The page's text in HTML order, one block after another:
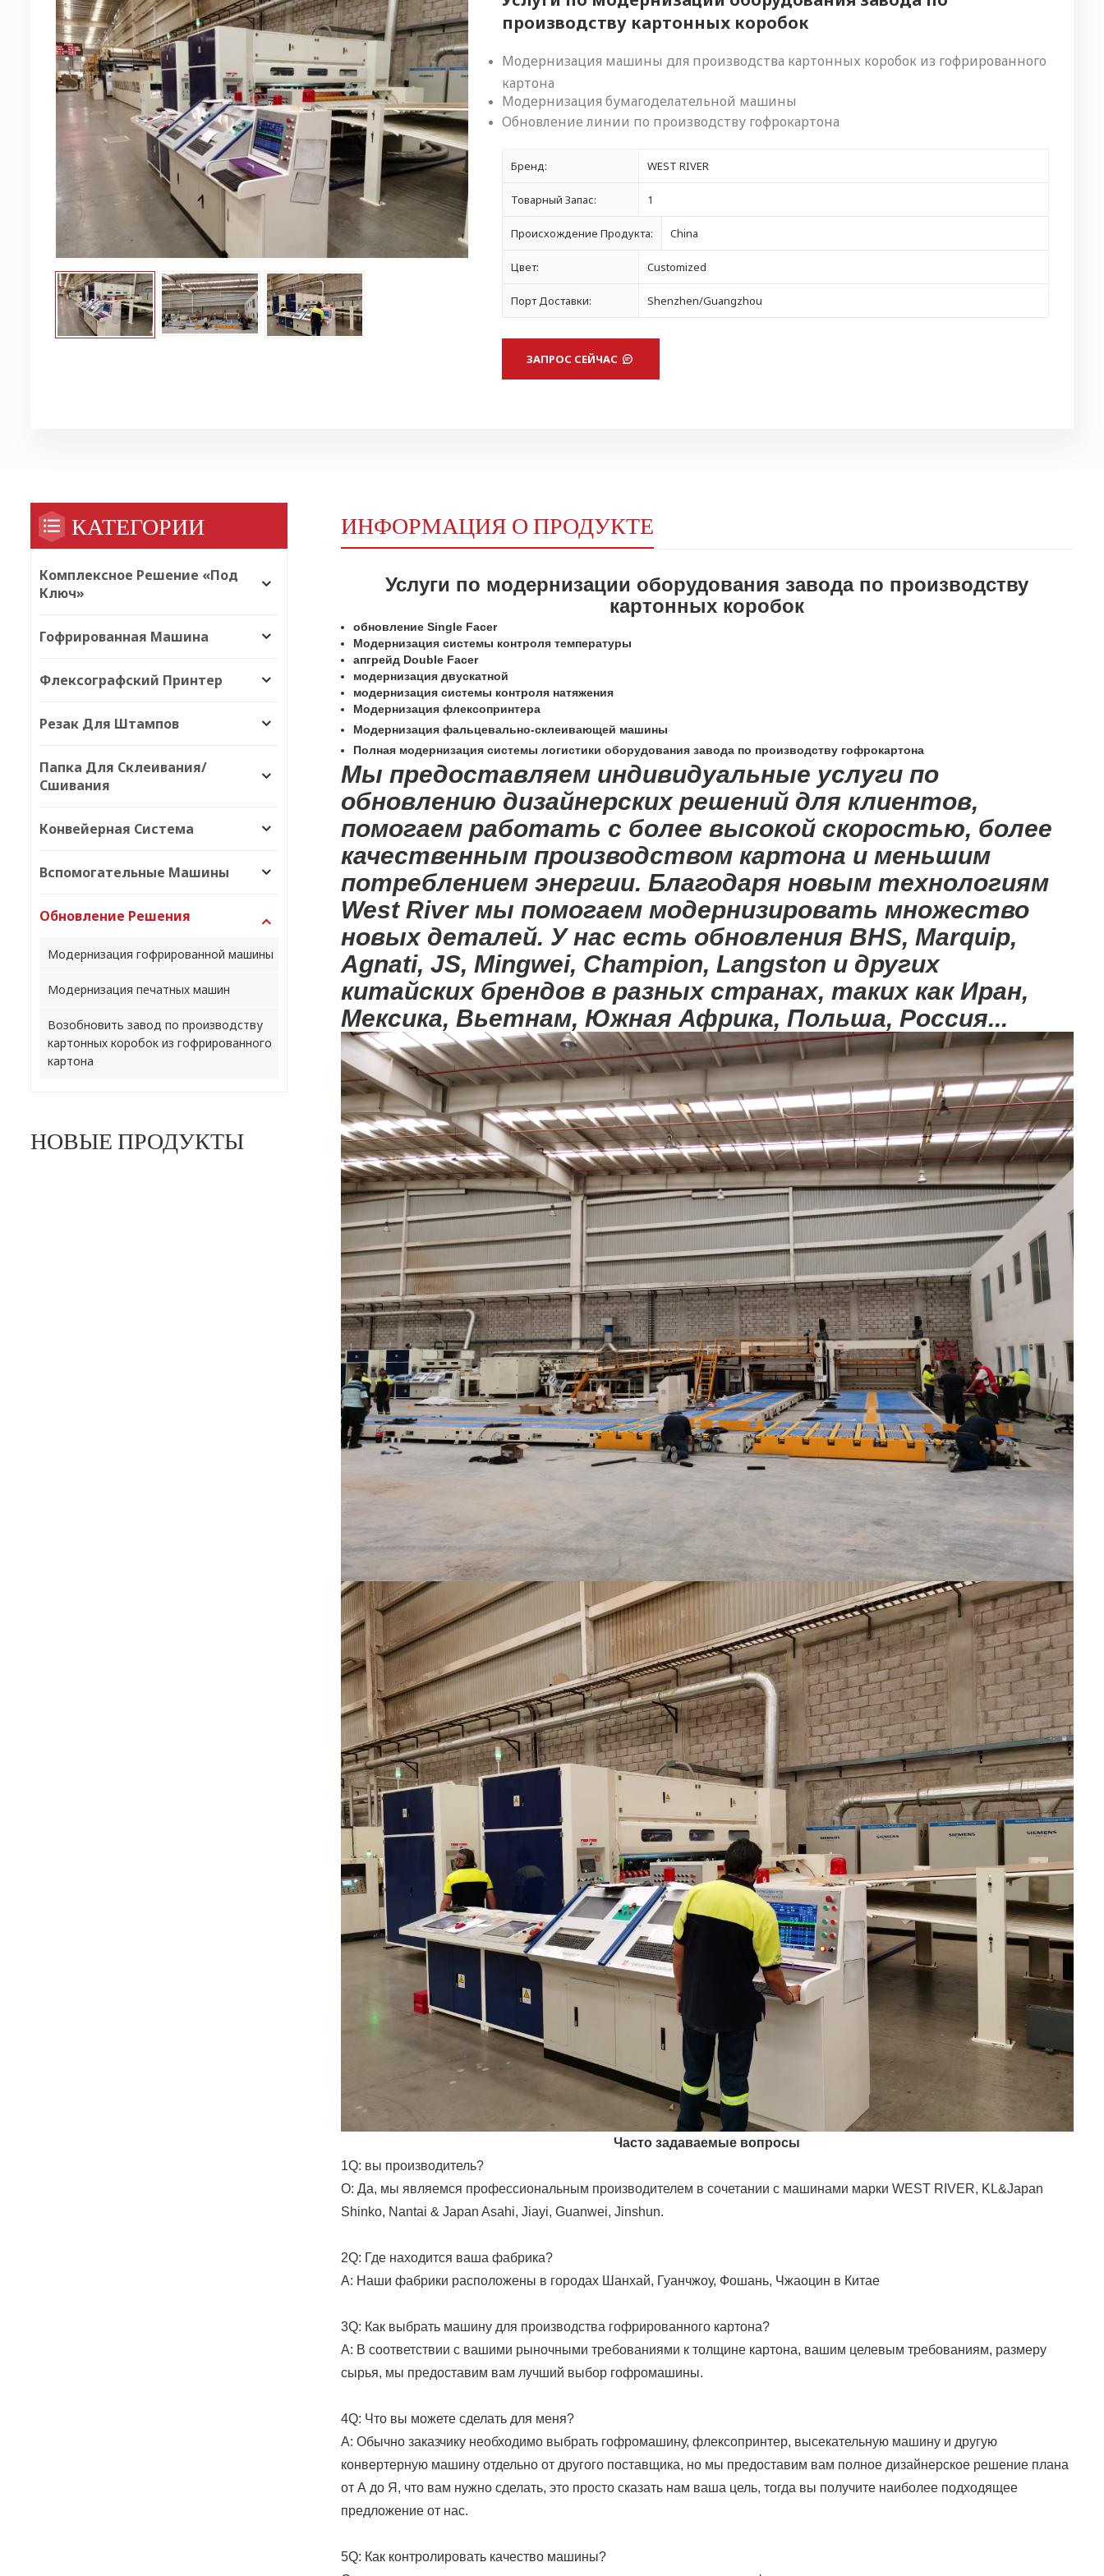
производству картонных коробок
Модернизация машины для производства картонных коробок из гофрированного
картона
Модернизация бумагоделательной машины
Обновление линии по производству гофрокартона
Бренд: WEST RIVER
Товарный Запас: 1
Происхождение Продукта: China
Цвет: Customized
Порт Доставки: Shenzhen/Guangzhou
ЗАПРОС СЕЙЧАС
ИНФОРМАЦИЯ О ПРОДУКТЕ
Услуги по модернизации оборудования завода по производству
картонных коробок
обновление Single Facer
Модернизация системы контроля температуры
апгрейд Double Facer
модернизация двускатной
модернизация системы контроля натяжения
Модернизация флексопринтера
Модернизация фальцевально-склеивающей машины
Полная модернизация системы логистики оборудования завода по производству гофрокартона
Мы предоставляем индивидуальные услуги по
обновлению дизайнерских решений для клиентов,
помогаем работать с более высокой скоростью, более
качественным производством картона и меньшим
потреблением энергии. Благодаря новым технологиям
West River мы помогаем модернизировать множество
новых деталей. У нас есть обновления BHS, Marquip,
Agnati, JS, Mingwei, Champion, Langston и других
китайских брендов в разных странах, таких как Иран,
Мексика, Вьетнам, Южная Африка, Польша, Россия...
Часто задаваемые вопросы
1Q: вы производитель?
О: Да, мы являемся профессиональным производителем в сочетании с машинами марки WEST RIVER, KL&Japan
Shinko, Nantai & Japan Asahi, Jiayi, Guanwei, Jinshun.
2Q: Где находится ваша фабрика?
A: Наши фабрики расположены в городах Шанхай, Гуанчжоу, Фошань, Чжаоцин в Китае
3Q: Как выбрать машину для производства гофрированного картона?
A: В соответствии с вашими рыночными требованиями к толщине картона, вашим целевым требованиям, размеру
сырья, мы предоставим вам лучший выбор гофромашины.
4Q: Что вы можете сделать для меня?
A: Обычно заказчику необходимо выбрать гофромашину, флексопринтер, высекательную машину и другую
конвертерную машину отдельно от другого поставщика, но мы предоставим вам полное дизайнерское решение плана
от А до Я, что вам нужно сделать, это просто сказать нам ваша цель, тогда вы получите наиболее подходящее
предложение от нас.
5Q: Как контролировать качество машины?
КАТЕГОРИИ
Комплексное Решение «под
Ключ»
Гофрированная Машина
Флексографский Принтер
Резак Для Штампов
Папка Для Склеивания/
Сшивания
Конвейерная Система
Вспомогательные Машины
Обновление Решения
Модернизация гофрированной машины
Модернизация печатных машин
Возобновить завод по производству
картонных коробок из гофрированного
картона
НОВЫЕ ПРОДУКТЫ